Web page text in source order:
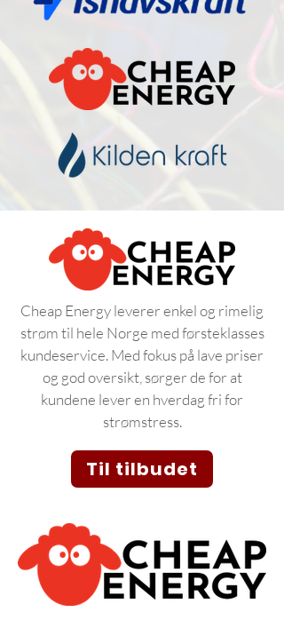
Cheap Energy leverer enkel og rimelig
strøm til hele Norge med førsteklasses
kundeservice. Med fokus på lave priser
og god oversikt, sørger de for at
kundene lever en hverdag fri for
strømstress.
Til tilbudet